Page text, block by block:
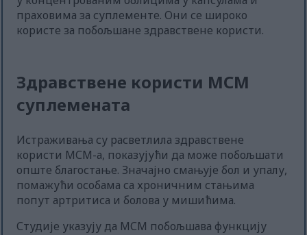
праховима за суплементе. Они се широко
користе за побољшане здравствене користи.
Здравствене користи МСМ
суплемената
Истраживања су расветлила здравствене
користи МСМ-а, показујући да може побољшати
опште благостање. Значајно смањује бол и упалу,
помажући особама са хроничним стањима
попут артритиса и болова у мишићима.
Студије указују да МСМ побољшава функцију